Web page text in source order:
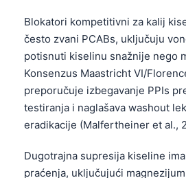
Blokatori kompetitivni za kalij
često zvani PCABs, uključuju
potisnuti kiselinu snažnije nego
Konsenzus Maastricht VI/
preporučuje izbegavanje PPIs
testiranja i naglašava washout
eradikacije (Malfertheiner et al.,
Dugotrajna supresija kiseline
praćenja, uključujući